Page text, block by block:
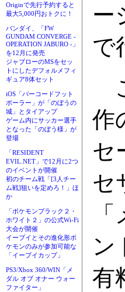
Originで先行予約すると
最大5,000円おトクに！
バンダイ、「FW
GUNDAM CONVERGE -
OPERATION JABURO -」
を12月に発売
ジャブローのMSをセッ
トにしたデフォルメフィ
ギュア8体セット
iOS「バーコードフット
ボーラー」が「のぼうの
城」とタイアップ
ゲーム内にサッカー選手
となった「のぼう様」が
登場
「RESIDENT
EVIL.NET」で12月に2つ
のイベントが開催
初のチーム戦「[3人チー
ム戦]狙いを定めろ！」ほ
か
「ポケモンブラック２・
ホワイト２」の公式Wi-Fi
大会が開催
イーブイとその進化形ポ
ケモンのみが参加可能な
「イーブイカップ」
PS3/Xbox 360/WIN「メ
ダル オブ オナー ウォー
ファイター」
ー
で
作
セ
セ
ン
有